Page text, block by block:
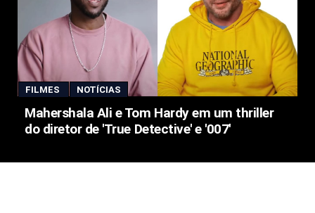
FILMES NOTÍCIAS
Mahershala Ali e Tom Hardy em um thriller
do diretor de 'True Detective' e '007'